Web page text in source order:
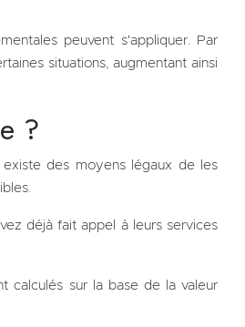
peuvent s'appliquer. Par
situations, augmentant ainsi
?
des moyens légaux de les
déjà fait appel à leurs services
calculés sur la base de la valeur